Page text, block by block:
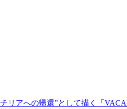
リアへの帰還”として描く「